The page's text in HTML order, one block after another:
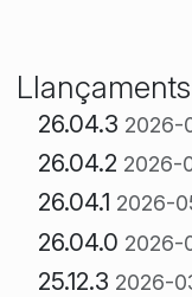
Llançaments
26.04.3 2026-
26.04.2 2026-
26.04.1 2026-
26.04.0 2026-
25.12.3 2026-